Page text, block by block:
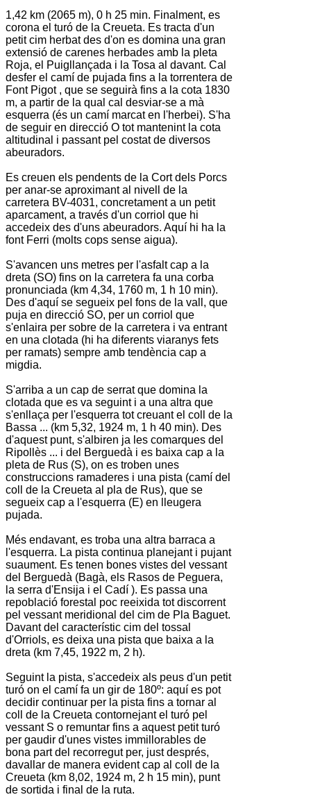
1,42 km (2065 m), 0 h 25 min. Finalment, es
corona el turó de la Creueta. Es tracta d'un
petit cim herbat des d'on es domina una gran
extensió de carenes herbades amb la pleta
Roja, el Puigllançada i la Tosa al davant. Cal
desfer el camí de pujada fins a la torrentera de
Font Pigot, que se seguirà fins a la cota 1830
m, a partir de la qual cal desviar-se a mà
esquerra (és un camí marcat en l'herbei). S'ha
de seguir en direcció O tot mantenint la cota
altitudinal i passant pel costat de diversos
abeuradors.
Es creuen els pendents de la Cort dels Porcs
per anar-se aproximant al nivell de la
carretera BV-4031, concretament a un petit
aparcament, a través d'un corriol que hi
accedeix des d'uns abeuradors. Aquí hi ha la
font Ferri (molts cops sense aigua).
S'avancen uns metres per l'asfalt cap a la
dreta (SO) fins on la carretera fa una corba
pronunciada (km 4,34, 1760 m, 1 h 10 min).
Des d'aquí se segueix pel fons de la vall, que
puja en direcció SO, per un corriol que
s'enlaira per sobre de la carretera i va entrant
en una clotada (hi ha diferents viaranys fets
per ramats) sempre amb tendència cap a
migdia.
S'arriba a un cap de serrat que domina la
clotada que es va seguint i a una altra que
s'enllaça per l'esquerra tot creuant el coll de la
Bassa ... (km 5,32, 1924 m, 1 h 40 min). Des
d'aquest punt, s'albiren ja les comarques del
Ripollès ... i del Berguedà i es baixa cap a la
pleta de Rus (S), on es troben unes
construccions ramaderes i una pista (camí del
coll de la Creueta al pla de Rus), que se
segueix cap a l'esquerra (E) en lleugera
pujada.
Més endavant, es troba una altra barraca a
l'esquerra. La pista continua planejant i pujant
suaument. Es tenen bones vistes del vessant
del Berguedà (Bagà, els Rasos de Peguera,
la serra d'Ensija i el Cadí ). Es passa una
repoblació forestal poc reeixida tot discorrent
pel vessant meridional del cim de Pla Baguet.
Davant del característic cim del tossal
d'Orriols, es deixa una pista que baixa a la
dreta (km 7,45, 1922 m, 2 h).
Seguint la pista, s'accedeix als peus d'un petit
turó on el camí fa un gir de 180º: aquí es pot
decidir continuar per la pista fins a tornar al
coll de la Creueta contornejant el turó pel
vessant S o remuntar fins a aquest petit turó
per gaudir d'unes vistes immillorables de
bona part del recorregut per, just després,
davallar de manera evident cap al coll de la
Creueta (km 8,02, 1924 m, 2 h 15 min), punt
de sortida i final de la ruta.